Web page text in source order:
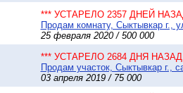
*** УСТАРЕЛО 2357 ДНЕЙ
Продам комнату, Сыктывкар г.,
25 февраля 2020 / 500 000
*** УСТАРЕЛО 2684 ДНЯ НАЗАД
Продам участок, Сыктывкар г.,
03 апреля 2019 / 75 000